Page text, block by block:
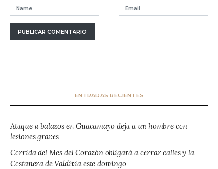
ENTRADAS RECIENTES
Ataque a balazos en Guacamayo deja a un hombre con
lesiones graves
Corrida del Mes del Corazón obligará a cerrar calles y la
Costanera de Valdivia este domingo